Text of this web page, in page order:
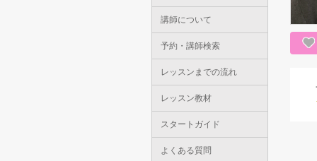
講師について
予約・講師検索
レッスンまでの流れ
レッスン教材
スタートガイド
よくある質問